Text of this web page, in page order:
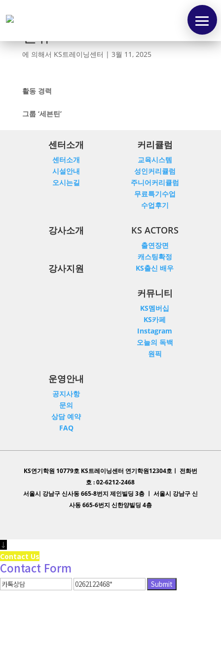
터
소
개
커
뮤
니
티
운
영
민규
에 의해서 KS트레이닝센터 | 3월 11, 2025
활동 경력
그룹 ‘세븐틴’
센터소개
센터소개
시설안내
오시는길
커리큘럼
교육시스템
성인커리큘럼
주니어커리큘럼
무료특기수업
수업후기
강사소개
강사지원
KS ACTORS
출연장면
캐스팅확정
KS출신 배우
커뮤니티
KS멤버십
KS카페
Instagram
오늘의 독백
원픽
운영안내
공지사항
문의
상담 예약
FAQ
KS연기학원 10779호 KS트레이닝센터 연기학원12304호ㅣ 전화번
호 : 02-6212-2468
서울시 강남구 신사동 665-8번지 제인빌딩 3층 ㅣ 서울시 강남구 신
사동 665-6번지 신한양빌딩 4층
↓
Contact Us
Contact Form